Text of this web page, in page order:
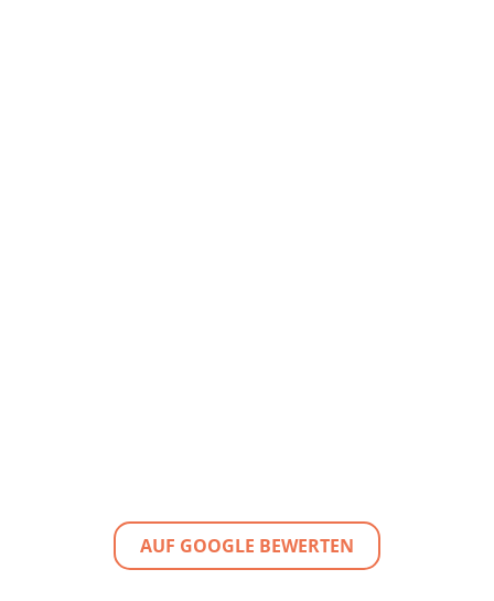
Bewertet auf Google
AUF GOOGLE BEWERTEN